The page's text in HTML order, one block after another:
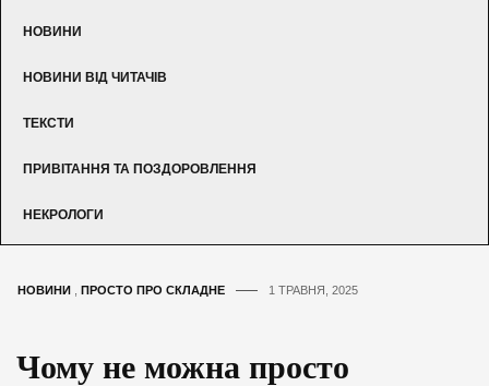
НОВИНИ
НОВИНИ ВІД ЧИТАЧІВ
ТЕКСТИ
ПРИВІТАННЯ ТА ПОЗДОРОВЛЕННЯ
НЕКРОЛОГИ
НОВИНИ ПРОСТО ПРО СКЛАДНЕ 1 ТРАВНЯ, 2025
Чому не можна просто